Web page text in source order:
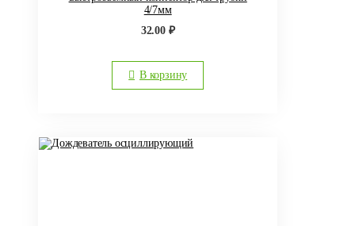
4/7мм
32.00 ₽
В корзину